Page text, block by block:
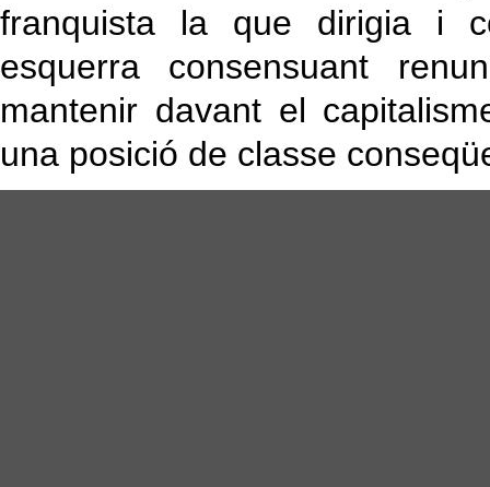
franquista la que dirigia i
esquerra consensuant
mantenir davant el
una posició de classe